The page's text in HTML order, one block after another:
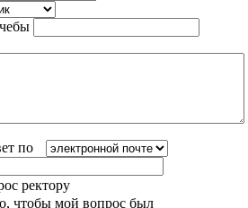
по
ректору
чтобы мой вопрос был